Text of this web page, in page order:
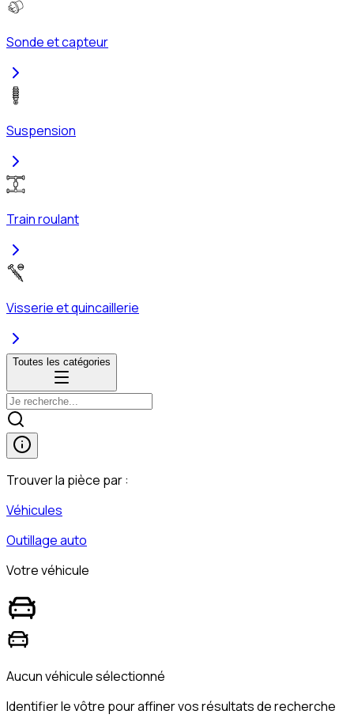
Sonde et capteur
Suspension
Train roulant
Visserie et quincaillerie
Toutes les catégories
Trouver la pièce par :
Véhicules
Outillage auto
Votre véhicule
Aucun véhicule sélectionné
Identifier le vôtre pour affiner vos résultats de recherche